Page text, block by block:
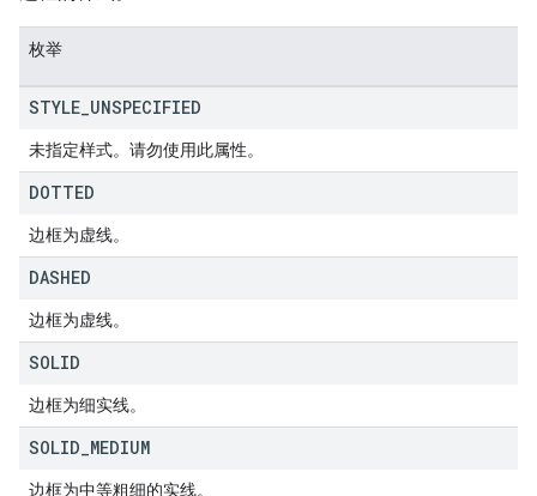
枚举
STYLE UNSPECIFIED
未指定样式。请勿使用此属性。
DOTTED
边框为虚线。
DASHED
边框为虚线。
SOLID
边框为细实线。
SOLID MEDIUM
边框为中等粗细的实线。